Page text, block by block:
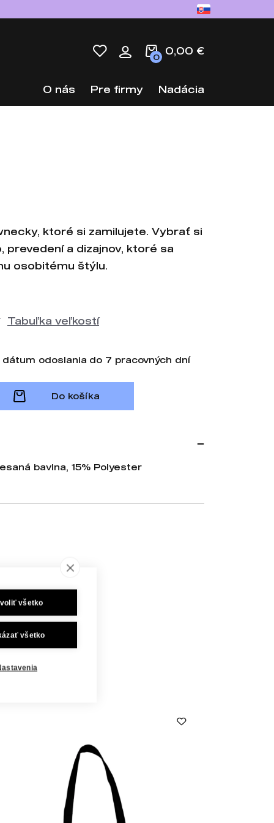
0
0,00 €
O nás Pre firmy Nadácia
ktoré si zamilujete. Vybrať si
prevedení a dizajnov, ktoré sa
osobitému štýlu.
Tabuľka veľkostí
odoslania do 7 pracovných dní
Do košíka
bavlna, 15% Polyester
všetko
všetko